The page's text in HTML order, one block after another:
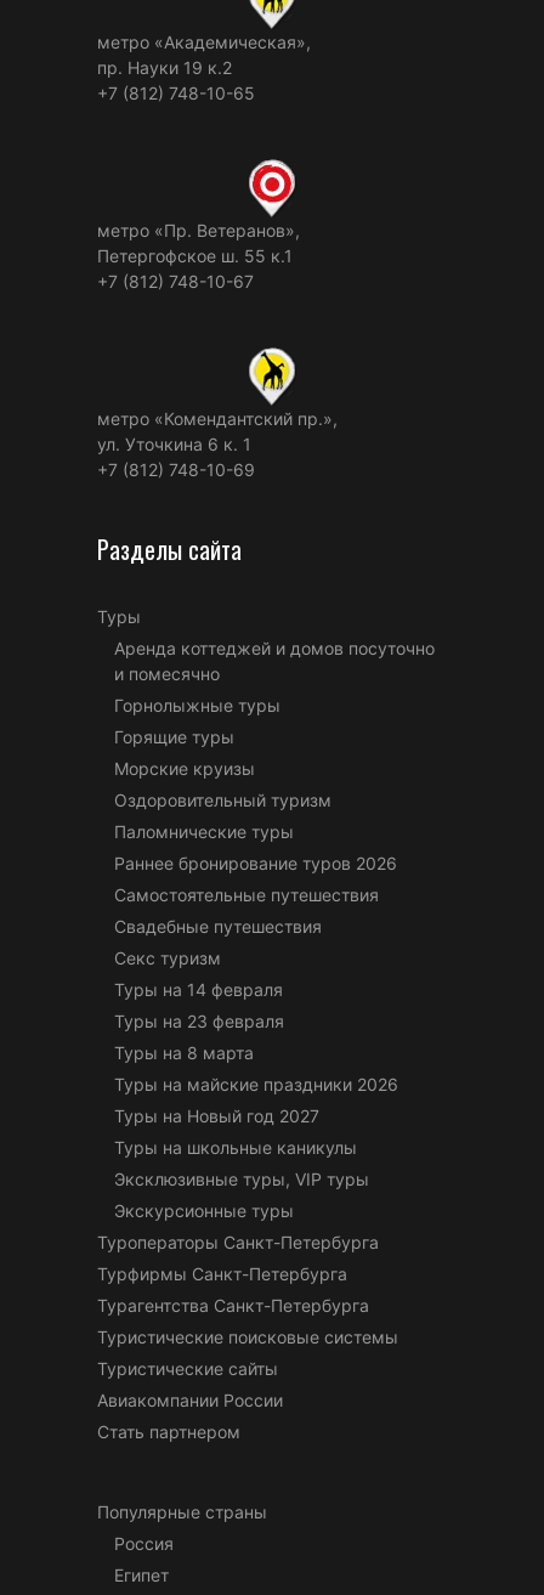
метро «Академическая»,
пр. Науки 19 к.2
+7 (812) 748-10-65
метро «Пр. Ветеранов»,
Петергофское ш. 55 к.1
+7 (812) 748-10-67
метро «Комендантский пр.»,
ул. Уточкина 6 к. 1
+7 (812) 748-10-69
Разделы сайта
Туры
Аренда коттеджей и домов посуточно
и помесячно
Горнолыжные туры
Горящие туры
Морские круизы
Оздоровительный туризм
Паломнические туры
Раннее бронирование туров 2026
Самостоятельные путешествия
Свадебные путешествия
Секс туризм
Туры на 14 февраля
Туры на 23 февраля
Туры на 8 марта
Туры на майские праздники 2026
Туры на Новый год 2027
Туры на школьные каникулы
Эксклюзивные туры, VIP туры
Экскурсионные туры
Туроператоры Санкт-Петербурга
Турфирмы Санкт-Петербурга
Турагентства Санкт-Петербурга
Туристические поисковые системы
Туристические сайты
Авиакомпании России
Стать партнером
Популярные страны
Россия
Египет